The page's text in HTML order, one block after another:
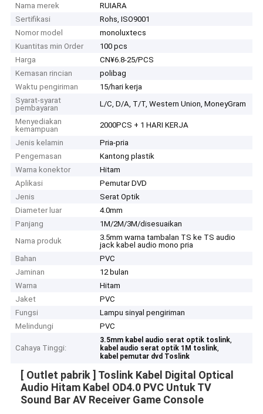
Nama merek
RUIARA
Sertifikasi
Rohs, ISO9001
Nomor model
monoluxtecs
Kuantitas min Order
100 pcs
Harga
CN¥6.8-25/PCS
Kemasan rincian
polibag
Waktu pengiriman
15/hari kerja
Syarat-syarat
pembayaran
L/C, D/A, T/T, Western Union, MoneyGram
Menyediakan
kemampuan
2000PCS + 1 HARI KERJA
Jenis kelamin
Pria-pria
Pengemasan
Kantong plastik
Warna konektor
Hitam
Aplikasi
Pemutar DVD
Jenis
Serat Optik
Diameter luar
4.0mm
Panjang
1M/2M/3M/disesuaikan
Nama produk
3.5mm warna tambalan TS ke TS audio
jack kabel audio mono pria
Bahan
PVC
Jaminan
12 bulan
Warna
Hitam
Jaket
PVC
Fungsi
Lampu sinyal pengiriman
Melindungi
PVC
Cahaya Tinggi:
3.5mm kabel audio serat optik toslink,
kabel audio serat optik 1M toslink,
kabel pemutar dvd Toslink
[ Outlet pabrik ] Toslink Kabel Digital Optical
Audio Hitam Kabel OD4.0 PVC Untuk TV
Sound Bar AV Receiver Game Console